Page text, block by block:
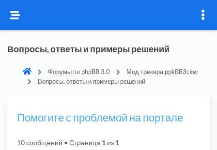
Вопросы, ответы и примеры решений
Форумы по phpBB 3.0
Мод трекера ppkBB3cker
Вопросы, ответы и примеры решений
Помогите с проблемой на портале
10 сообщений • Страница 1 из 1